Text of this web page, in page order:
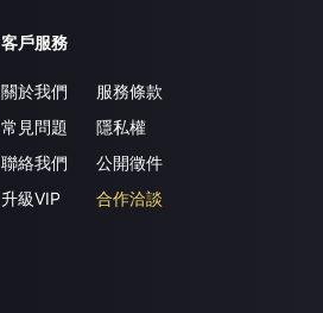
客戶服務
關於我們
常見問題
聯絡我們
升級VIP
服務條款
隱私權
公開徵件
合作洽談